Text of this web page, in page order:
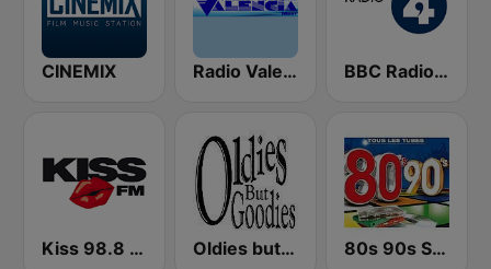
CINEMIX Radio Valencia BBC Radio 4
Kiss 98.8 FM Oldies but Goodies 80s 90s Super Pop Hits